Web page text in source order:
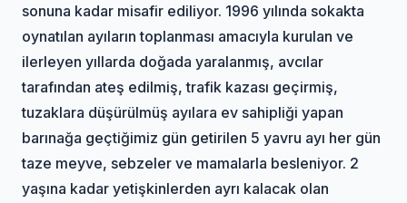
sonuna kadar misafir ediliyor. 1996 yılında sokakta
oynatılan ayıların toplanması amacıyla kurulan ve
ilerleyen yıllarda doğada yaralanmış, avcılar
tarafından ateş edilmiş, trafik kazası geçirmiş,
tuzaklara düşürülmüş ayılara ev sahipliği yapan
barınağa geçtiğimiz gün getirilen 5 yavru ayı her gün
taze meyve, sebzeler ve mamalarla besleniyor. 2
yaşına kadar yetişkinlerden ayrı kalacak olan